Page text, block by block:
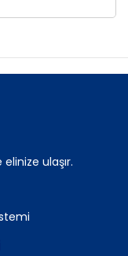
ulaşır.